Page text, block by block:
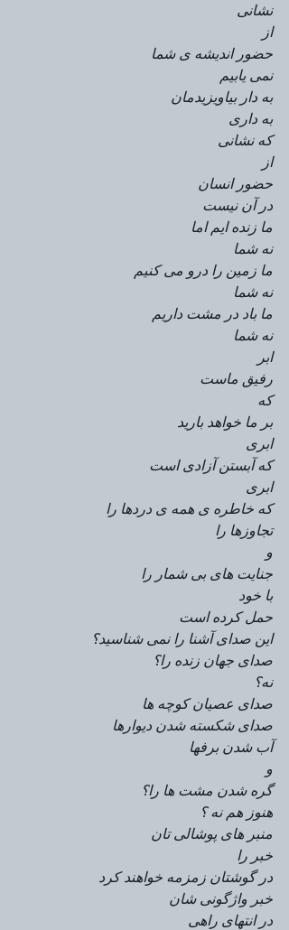
نشانی
از
حضور اندیشه ی شما
نمی یابیم
به دار بیاویزیدمان
به داری
که نشانی
از
حضور انسان
در آن نیست
ما زنده ایم اما
نه شما
ما زمین را درو می کنیم
نه شما
ما باد در مشت داریم
نه شما
ابر
رفیق ماست
که
بر ما خواهد بارید
ابری
که آبستن آزادی است
ابری
که خاطره ی همه ی دردها را
تجاوزها را
و
جنایت های بی شمار را
با خود
حمل کرده است
این صدای آشنا را نمی شناسید؟
صدای جهان زنده را؟
نه؟
صدای عصیان کوچه ها
صدای شکسته شدن دیوارها
آب شدن برفها
و
گره شدن مشت ها را؟
هنوز هم نه ؟
منبر های پوشالی تان
خبر را
در گوشتان زمزمه خواهند کرد
خبر واژگونی شان
در انتهای راهی